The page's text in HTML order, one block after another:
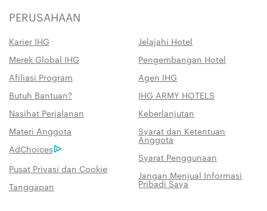
PERUSAHAAN
Karier IHG
Jelajahi Hotel
Merek Global IHG
Pengembangan Hotel
Afiliasi Program
Agen IHG
Butuh Bantuan?
IHG ARMY HOTELS
Nasihat Perjalanan
Keberlanjutan
Materi Anggota
Syarat dan Ketentuan
Anggota
AdChoices
Syarat Penggunaan
Pusat Privasi dan Cookie
Jangan Menjual Informasi
Pribadi Saya
Tanggapan